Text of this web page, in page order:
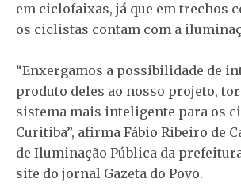
em ciclofaixas, já que em trechos
os ciclistas contam com a
“Enxergamos a possibilidade de
produto deles ao nosso projeto,
sistema mais inteligente para os
Curitiba”, afirma Fábio Ribeiro de
de Iluminação Pública da
site do jornal Gazeta do Povo.